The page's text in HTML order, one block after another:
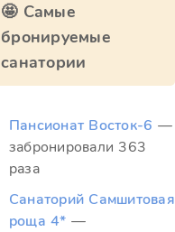
🤩 Самые
бронируемые
санатории
Пансионат Восток-6 —
забронировали 363
раза
Санаторий Самшитовая
роща 4* —